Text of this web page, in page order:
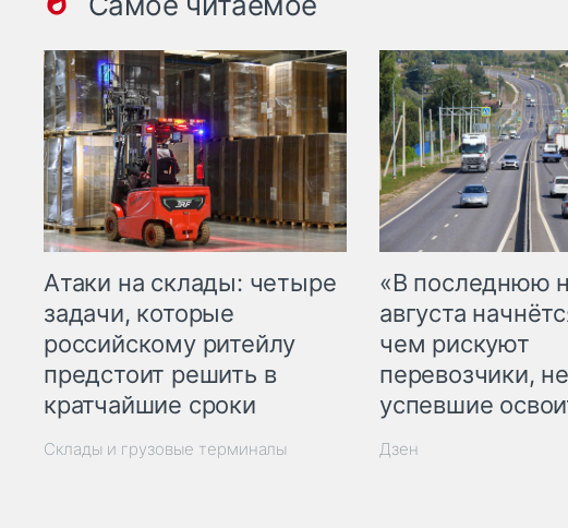
Атаки на склады: четыре
задачи, которые
российскому ритейлу
предстоит решить в
кратчайшие сроки
Склады и грузовые терминалы
«В последнюю
августа
чем рискуют
перевозчики, не
успевшие
Дзен